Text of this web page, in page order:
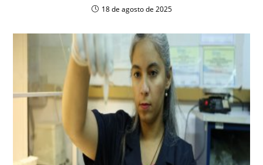
18 de agosto de 2025